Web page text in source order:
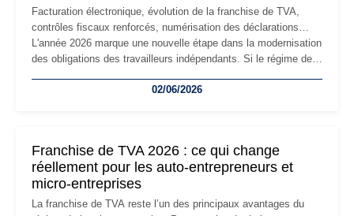
Facturation électronique, évolution de la franchise de TVA,
contrôles fiscaux renforcés, numérisation des déclarations…
L'année 2026 marque une nouvelle étape dans la modernisation
des obligations des travailleurs indépendants. Si le régime de
les auto-entrepreneurs devront s'adapter à un environnement
02/06/2026
Franchise de TVA 2026 : ce qui change
réellement pour les auto-entrepreneurs et
micro-entreprises
La franchise de TVA reste l’un des principaux avantages du